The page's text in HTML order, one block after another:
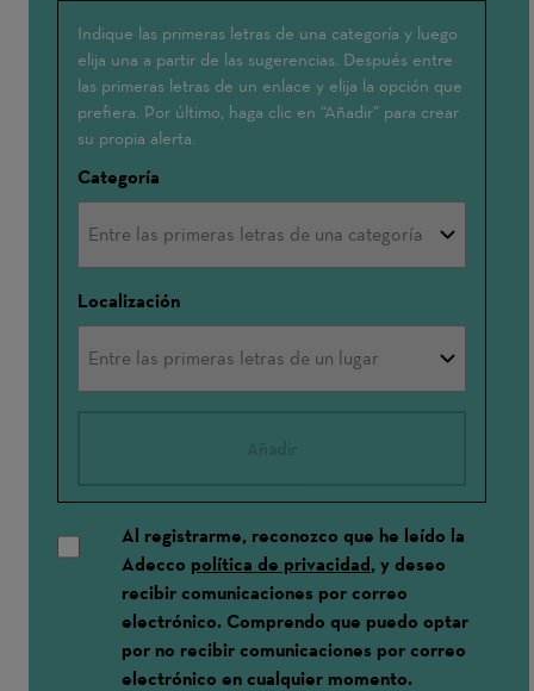
Me
interesa:
Indique las primeras letras de una categoría y luego
elija una a partir de las sugerencias. Después entre
las primeras letras de un enlace y elija la opción que
prefiera. Por último, haga clic en “Añadir” para crear
su propia alerta.
Categoría
Localización
Al registrarme, reconozco que he leído la
Adecco política de privacidad, y deseo
recibir comunicaciones por correo
electrónico. Comprendo que puedo optar
por no recibir comunicaciones por correo
electrónico en cualquier momento.